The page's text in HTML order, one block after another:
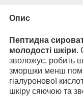
Опис
Пептидна
молодості шкіри.
зволожує, робить
зморшки менш
гіалуронової
шкіру сяючою та